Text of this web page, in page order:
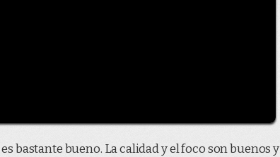
bastante bueno. La calidad y el foco son buenos y